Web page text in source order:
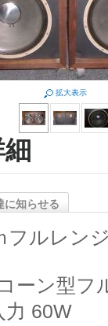
拡大表示
に知らせる
フルレン
ーン型
力 60W